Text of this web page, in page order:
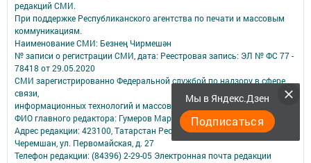
Мы в Яндекс.Дзен
Подписаться
редакций СМИ.
При поддержке Республиканского агентства по печати и массовым
коммуникациям.
Наименование СМИ: Безнең Чирмешән
№ записи о регистрации СМИ, дата: Реестровая запись: ЭЛ № ФС 77 -
78418 от 29.05.2020
СМИ зарегистрированно Федеральной службой по надзору в сфере
связи,
информационных технологий и массовых коммуникаций
ФИО главного редактора: Гумеров Марат Шакирович
Адрес редакции: 423100, Татарстан Респ., Черемшанский р-н, с.
Черемшан, ул. Первомайская, д. 27
Телефон редакции: (84396) 2-29-05 Электронная почта редакции